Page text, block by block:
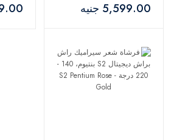
5,599.00 جنيه